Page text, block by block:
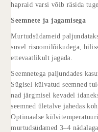
hapraid varsi võib räsida
Seemnete ja jagamisega
Murtudsüdameid
suvel risoomilõikudega,
ettevaatlikult jagada.
Seemnetega paljundades
Sügisel külvatud seemned
nad järgmisel kevadel
seemned ületalve jahedas
Optimaalse
murtudsüdamed 3–4